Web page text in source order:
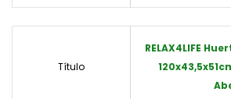
Título
RELAX4LIFE